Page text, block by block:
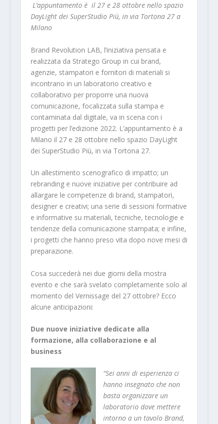
L’appuntamento è il 27 e 28 ottobre nello spazio
DayLight dei SuperStudio Più, in via Tortona 27 a
Milano
Brand Revolution LAB, l’iniziativa pensata e
realizzata da Stratego Group in cui brand,
agenzie, stampatori e fornitori di materiali si
incontrano in un laboratorio creativo e
collaborativo per proporre una nuova
comunicazione, focalizzata sulla stampa e
contaminata dal digitale, va in scena con i
progetti per l’edizione 2022. L’appuntamento è a
Milano il 27 e 28 ottobre nello spazio DayLight
dei SuperStudio Più, in via Tortona 27.
Un allestimento scenografico di impatto; un
rebranding e nuove iniziative per contribuire ad
allargare le competenze di brand, stampatori,
designer e creativi; una serie di sessioni formative
e informative su materiali, tecniche, tecnologie e
tendenze della comunicazione stampata; e infine,
i progetti che hanno preso vita dopo nove mesi di
preparazione.
Cosa succederà nei due giorni della mostra
evento e che sarà svelato completamente solo al
momento del Vernissage del 27 ottobre? Ecco
alcune anticipazioni:
Due nuove iniziative dedicate alla
formazione, alla collaborazione e al
business
“Sei anni di esperienza ci
hanno insegnato che non
basta organizzare un
laboratorio dove mettere
intorno a un tavolo Brand,